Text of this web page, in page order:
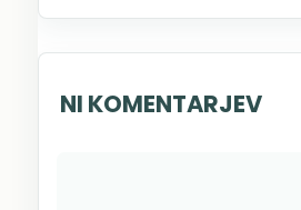
NI KOMENTARJEV